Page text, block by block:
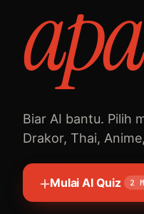
apa
Biar AI bantu. Pilih
Drakor, Thai,
Mulai AI Quiz 2